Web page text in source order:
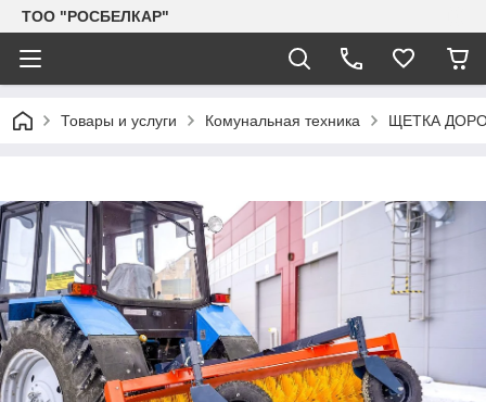
TOO "РОСБЕЛКАР"
Товары и услуги Комунальная техника ЩЕТКА